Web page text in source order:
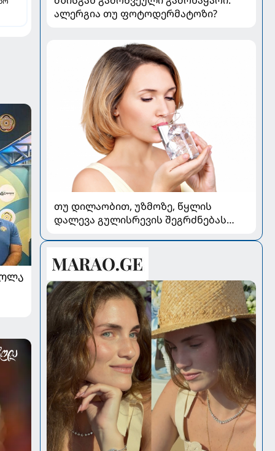
ალერგია თუ ფოტოდერმატოზი?
თუ დილაობით, უზმოზე, წყლის
დალევა გულისრევის შეგრძნებას